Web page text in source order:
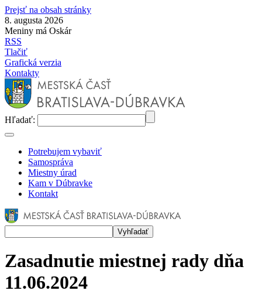
Prejsť na obsah stránky
8. augusta 2026
Meniny má Oskár
RSS
Tlačiť
Grafická verzia
Kontakty
Hľadať:
Potrebujem vybaviť
Samospráva
Miestny úrad
Kam v Dúbravke
Kontakt
Zasadnutie miestnej rady dňa
11.06.2024